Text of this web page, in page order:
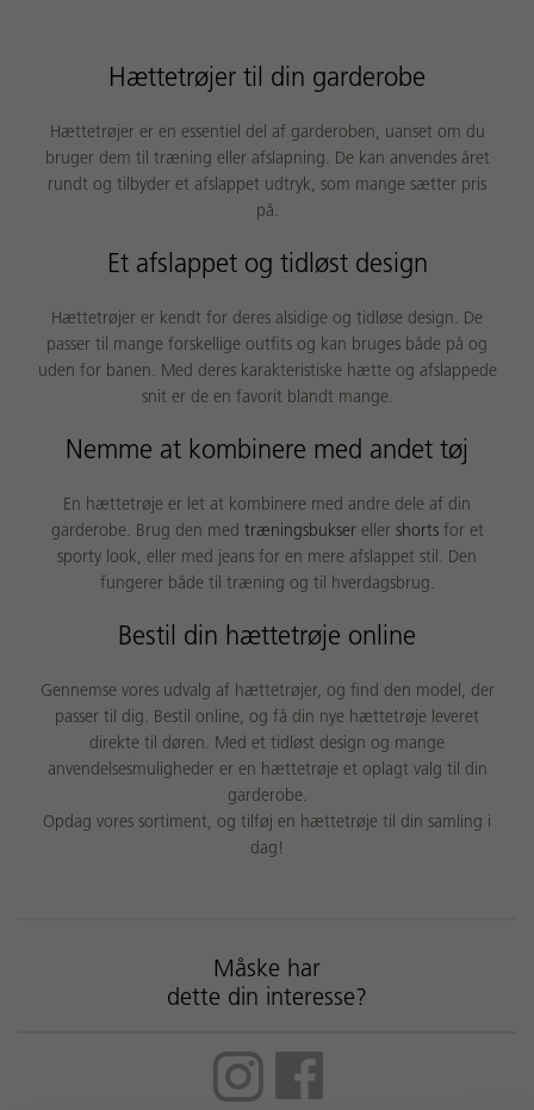
Hættetrøjer til din garderobe
Hættetrøjer er en essentiel del af garderoben, uanset om du
bruger dem til træning eller afslapning. De kan anvendes året
rundt og tilbyder et afslappet udtryk, som mange sætter pris
på.
Et afslappet og tidløst design
Hættetrøjer er kendt for deres alsidige og tidløse design. De
passer til mange forskellige outfits og kan bruges både på og
uden for banen. Med deres karakteristiske hætte og afslappede
snit er de en favorit blandt mange.
Nemme at kombinere med andet tøj
En hættetrøje er let at kombinere med andre dele af din
garderobe. Brug den med træningsbukser eller shortsfor et
sporty look, eller med jeans for en mere afslappet stil. Den
fungerer både til træning og til hverdagsbrug.
Bestil din hættetrøje online
Gennemse vores udvalg af hættetrøjer, og find den model, der
passer til dig. Bestil online, og få din nye hættetrøje leveret
direkte til døren. Med et tidløst design og mange
anvendelsesmuligheder er en hættetrøje et oplagt valg til din
garderobe.
Opdag vores sortiment, og tilføj en hættetrøje til din samling i
dag!
Måske har
dette din interesse?